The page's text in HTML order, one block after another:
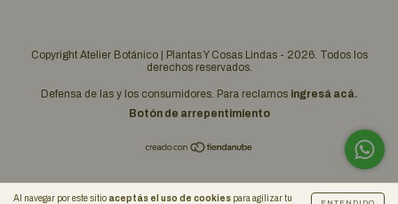
Al navegar por este sitio aceptás el uso de cookies para agilizar tu
Copyright Atelier Botánico | Plantas Y Cosas Lindas - 2026. Todos los
derechos reservados.
Defensa de las y los consumidores. Para reclamos ingresá acá.
Botón de arrepentimiento